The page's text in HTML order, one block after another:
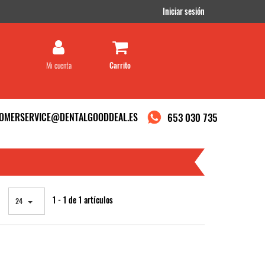
Iniciar sesión
Mi cuenta
653 030 735
24 1 - 1 de 1 artículos